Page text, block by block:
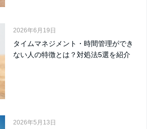
2026年6月19日
タイムマネジメント・時間管理ができ
ない人の特徴とは？対処法5選を紹介
2026年5月13日